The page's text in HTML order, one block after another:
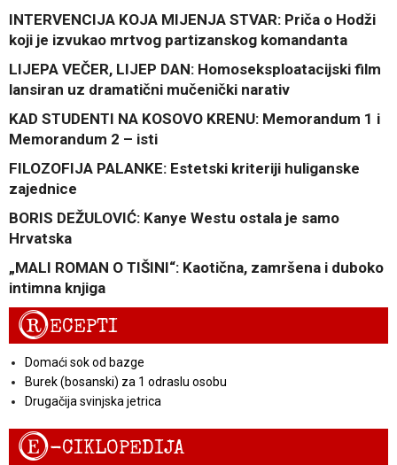
INTERVENCIJA KOJA MIJENJA STVAR: Priča o Hodži
koji je izvukao mrtvog partizanskog komandanta
LIJEPA VEČER, LIJEP DAN: Homoseksploatacijski film
lansiran uz dramatični mučenički narativ
KAD STUDENTI NA KOSOVO KRENU: Memorandum 1 i
Memorandum 2 – isti
FILOZOFIJA PALANKE: Estetski kriteriji huliganske
zajednice
BORIS DEŽULOVIĆ: Kanye Westu ostala je samo
Hrvatska
„MALI ROMAN O TIŠINI“: Kaotična, zamršena i duboko
intimna knjiga
RECEPTI
Domaći sok od bazge
Burek (bosanski) za 1 odraslu osobu
Drugačija svinjska jetrica
E-CIKLOPEDIJA